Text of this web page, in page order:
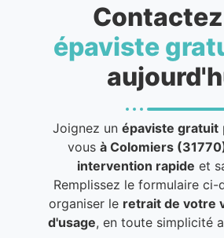
épaviste
Joignez un épaviste gratuit
vousà Colomiers
intervention rapide et
Remplissez le formulaire ci-
organiser le retrait de votre
d'usage, en toute simplicité